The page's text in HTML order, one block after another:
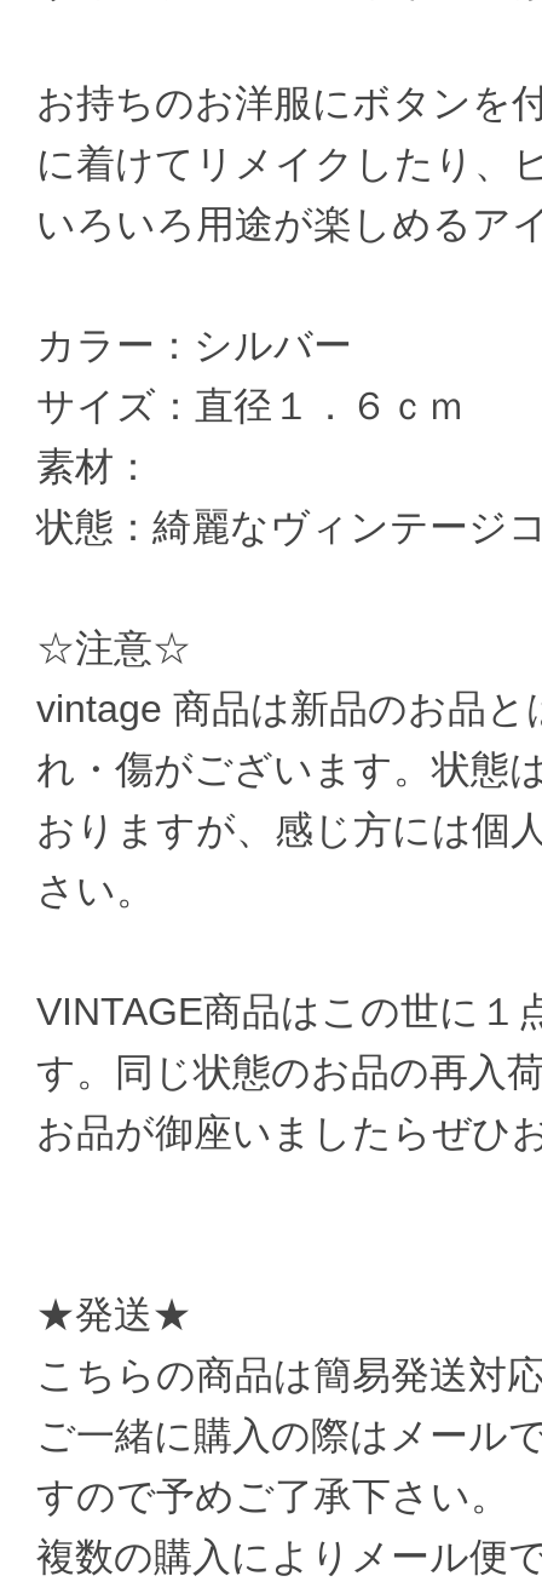
お持ちのお洋服にボタンを
に着けてリメイクしたり、
いろいろ用途が楽しめるア
カラー：シルバー
サイズ：直径１．６ｃｍ
素材：
状態：綺麗なヴィンテージ
☆注意☆
vintage 商品は新品のお品
れ・傷がございます。状態
おりますが、感じ方には個
さい。
VINTAGE商品はこの世に１
す。同じ状態のお品の再入
お品が御座いましたらぜひ
★発送★
こちらの商品は簡易発送対
ご一緒に購入の際はメール
すので予めご了承下さい。
複数の購入によりメール便